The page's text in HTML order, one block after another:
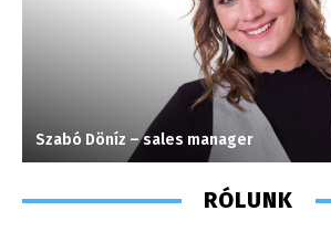
Szabó Döníz – sales manager
RÓLUNK